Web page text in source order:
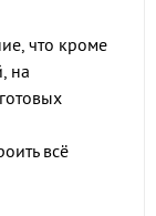
что кроме
на
всё